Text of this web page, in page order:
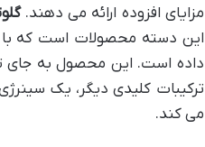
مزایای افزوده ارائه می دهند.
این دسته محصولات است که با
ترکیبات کلیدی دیگر، یک
می کند.